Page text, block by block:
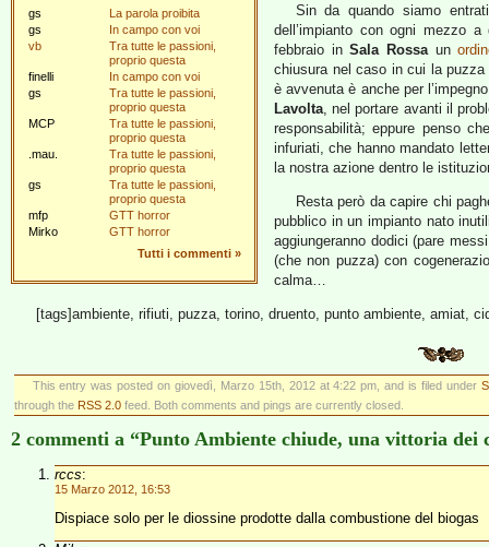
gs
La parola proibita
gs
In campo con voi
vb
Tra tutte le passioni,
proprio questa
finelli
In campo con voi
gs
Tra tutte le passioni,
proprio questa
MCP
Tra tutte le passioni,
proprio questa
.mau.
Tra tutte le passioni,
proprio questa
gs
Tra tutte le passioni,
proprio questa
mfp
GTT horror
Mirko
GTT horror
Tutti i commenti »
Sin da quando siamo
dell’impianto con ogni mezzo
febbraio inSala Rossaun
chiusura nel caso in cui la
è avvenuta è anche per
Lavolta, nel portare avanti il
responsabilità; eppure penso
infuriati, che hanno mandato
la nostra azione dentro le
Resta però da capire chi
pubblico in un impianto nato
aggiungeranno dodici (pare
(che non puzza) con
calma…
[tags]ambiente, rifiuti, puzza, torino, druento, punto ambiente, amiat,
This entry was posted on giovedì, Marzo 15th, 2012 at 4:22 pm, and is filed under
through the RSS 2.0 feed. Both comments and pings are currently closed.
2 commenti a “Punto Ambiente chiude, una vittoria dei
rccs:
15 Marzo 2012, 16:53
Dispiace solo per le diossine prodotte dalla combustione del biogas